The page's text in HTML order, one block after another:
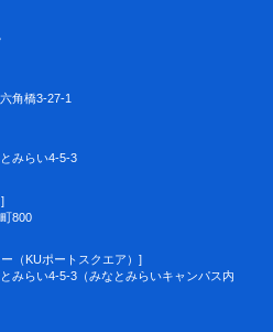
角橋3-27-1
みらい4-5-3
]
800
（KUポートスクエア）]
みらい4-5-3（みなとみらいキャンパス内